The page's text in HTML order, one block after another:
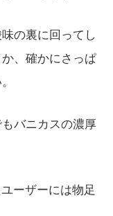
の裏に回ってし
、確かにさっぱ
バニカスの濃厚
ーザーには物足